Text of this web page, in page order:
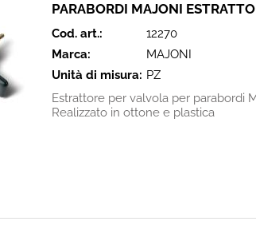
PARABORDI MAJONI
Cod. art.:
12270
Marca:
MAJONI
Unità di misura: PZ
Estrattore per valvola per parabordi
Realizzato in ottone e plastica